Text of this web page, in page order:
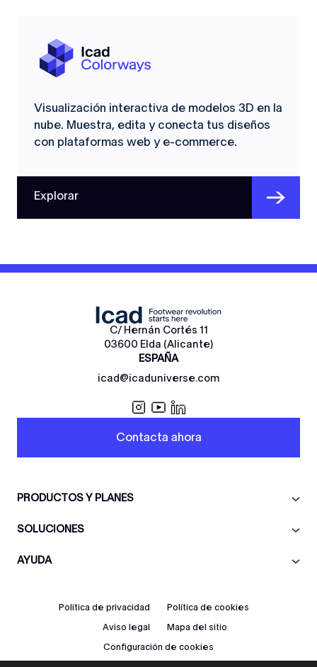
Visualización interactiva de modelos 3D en la
nube. Muestra, edita y conecta tus diseños
con plataformas web y e-commerce.
Explorar
C/ Hernán Cortés 11
03600 Elda (Alicante)
ESPAÑA
icad@icaduniverse.com
Contacta ahora
PRODUCTOS Y PLANES
SOLUCIONES
AYUDA
Política de privacidad Política de cookies
Aviso legal Mapa del sitio
Configuración de cookies